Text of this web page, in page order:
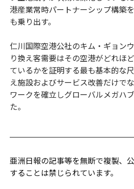
港産業常時パートナーシップ構築
も乗り出す。
仁川国際空港公社のキム・ギョン
り換え客需要はその空港がどれほ
ているかを証明する最も基本的な
え施設およびサービス改善だけで
ワークを確立しグローバルメガハ
た。
亜洲日報の記事等を無断で複製、
することは禁じられています。